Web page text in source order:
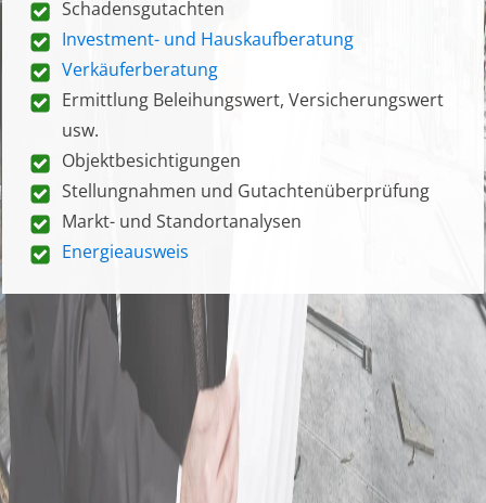
Schadensgutachten
Investment- und Hauskaufberatung
Verkäuferberatung
Ermittlung Beleihungswert, Versicherungswert
usw.
Objektbesichtigungen
Stellungnahmen und Gutachtenüberprüfung
Markt- und Standortanalysen
Energieausweis